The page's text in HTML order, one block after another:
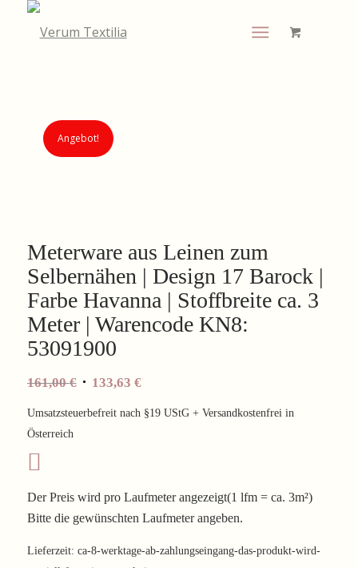
Angebot!
Meterware aus Leinen zum
Selbernähen | Design 17 Barock |
Farbe Havanna | Stoffbreite ca. 3
Meter | Warencode KN8:
53091900
161,00€ Ursprünglicher
war:
133,63 €Aktueller
ist:
Umsatzsteuerbefreit nach §19 UStG + Versandkostenfrei in
Österreich
Der Preis wird pro Laufmeter angezeigt(1 lfm = ca. 3m²)
Bitte die gewünschten Laufmeter angeben.
Lieferzeit: ca-8-werktage-ab-zahlungseingang-das-produkt-wird-